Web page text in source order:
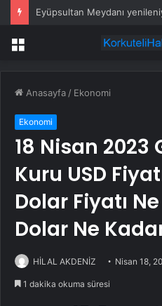
Eyüpsultan Meydanı
Menü
Anasayfa / Ekonomi
Ekonomi
18 Nisan 2023
Kuru USD
Dolar Fiyatı
Dolar Ne
HİLAL AKDENİZ Nisan 18,
1 dakika okuma süresi